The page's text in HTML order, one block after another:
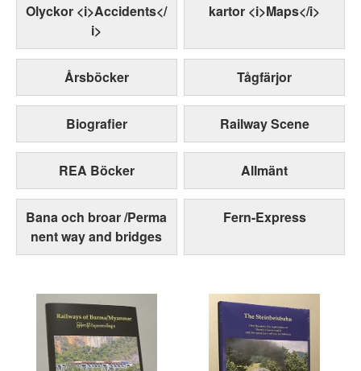
Olyckor <i>Accidents</
i>
kartor <i>Maps</i>
Årsböcker Tågfärjor
Biografier Railway Scene
REA Böcker Allmänt
Bana och broar /Perma
nent way and bridges
Fern-Express